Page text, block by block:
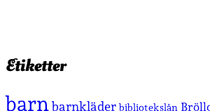
Etiketter
barnbarnkläder bibliotekslån